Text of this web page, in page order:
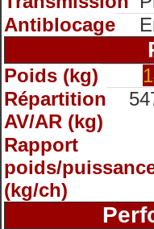
Antiblocage
Poids (kg)
Répartition
AV/AR (kg)
Rapport
poids/
(kg/ch)